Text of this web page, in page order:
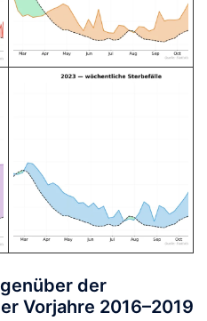
der
Vorjahre 2016–2019